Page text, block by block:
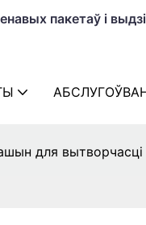
пакетаў і
для вытворчасці